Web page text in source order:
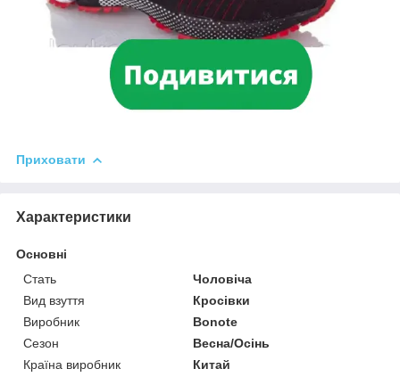
Приховати
Характеристики
Основні
Стать
Чоловіча
Вид взуття
Кросівки
Виробник
Bonote
Сезон
Весна/Осінь
Країна виробник
Китай